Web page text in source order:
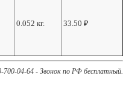
0.052 кг. 33.50 ₽
700-04-64 - Звонок по РФ бесплатный.